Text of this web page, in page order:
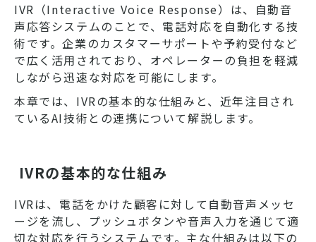
IVR（Interactive Voice Response）は、自動音
声応答システムのことで、電話対応を自動化する技
術です。企業のカスタマーサポートや予約受付など
で広く活用されており、オペレーターの負担を軽減
しながら迅速な対応を可能にします。
本章では、IVRの基本的な仕組みと、近年注目され
ているAI技術との連携について解説します。
IVRの基本的な仕組み
IVRは、電話をかけた顧客に対して自動音声メッセ
ージを流し、プッシュボタンや音声入力を通じて適
切な対応を行うシステムです。主な仕組みは以下の